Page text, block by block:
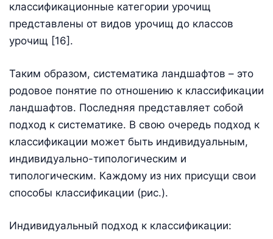
классификационные категории урочищ
представлены от видов урочищ до классов
урочищ [16].
Таким образом, систематика ландшафтов – это
родовое понятие по отношению к классификации
ландшафтов. Последняя представляет собой
подход к систематике. В свою очередь подход к
классификации может быть индивидуальным,
индивидуально-типологическим и
типологическим. Каждому из них присущи свои
способы классификации (рис.).
Индивидуальный подход к классификации: